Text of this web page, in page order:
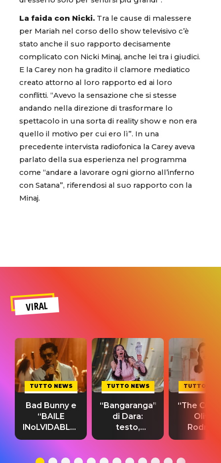
La faida con Nicki. Tra le cause di malessere
per Mariah nel corso dello show televisivo c’è
stato anche il suo rapporto decisamente
complicato con Nicki Minaj, anche lei tra i giudici.
E la Carey non ha gradito il clamore mediatico
creato attorno al loro rapporto ed ai loro
conflitti. “Avevo la sensazione che si stesse
andando nella direzione di trasformare lo
spettacolo in una sorta di reality show e non era
quello il motivo per cui ero lì”. In una
precedente intervista radiofonica la Carey aveva
parlato della sua esperienza nel programma
come “andare a lavorare ogni giorno all’inferno
con Satana”, riferendosi al suo rapporto con la
Minaj.
VIRAL
TUTTO NEWS
Bad Bunny e
“BAILE
INoLVIDABLE”:
testo,
significato
TUTTO NEWS
“Bangaranga”
di Dara:
testo,
traduzione e
del singolo
TUTTO
“The
Olivia
testo,